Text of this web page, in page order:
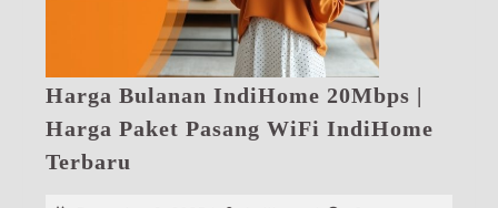
Harga Bulanan IndiHome 20Mbps |
Harga Paket Pasang WiFi IndiHome
Terbaru